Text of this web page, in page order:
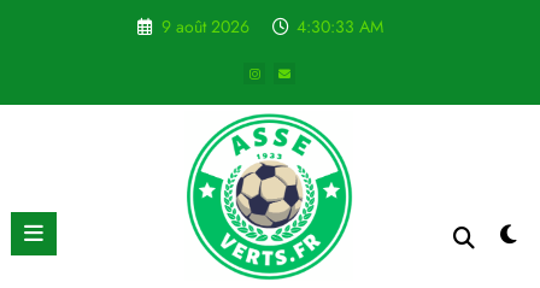
9 août 2026 4:30:34 AM